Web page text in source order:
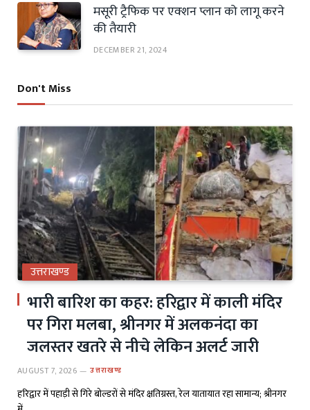
मसूरी ट्रैफिक पर एक्शन प्लान को लागू करने
की तैयारी
DECEMBER 21, 2024
Don't Miss
उत्तराखण्ड
भारी बारिश का कहर: हरिद्वार में काली मंदिर
पर गिरा मलबा, श्रीनगर में अलकनंदा का
जलस्तर खतरे से नीचे लेकिन अलर्ट जारी
AUGUST 7, 2026 उत्तराखण्ड
हरिद्वार में पहाड़ी से गिरे बोल्डरों से मंदिर क्षतिग्रस्त, रेल यातायात रहा सामान्य; श्रीनगर